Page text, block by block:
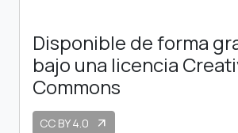
Disponible de forma
bajo una licencia
Commons
CC BY 4.0 arrow_outward